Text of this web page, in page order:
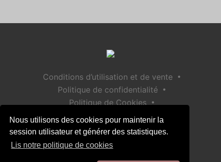
Nous utilisons des cookies pour maintenir la
session utilisateur et générer des statistiques.
Lis notre politique de cookies
Conditions d’utilisation et de vente •
Politique de confidentialité •
Politique de Cookies •
Politique de sécurité des enfants
Aide / Contact